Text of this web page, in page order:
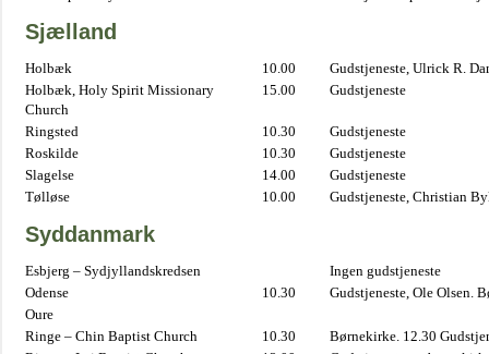
Sjælland
Holbæk 10.00
Gudstjeneste, Ulrick R.
Holbæk, Holy Spirit Missionary
Church
15.00 Gudstjeneste
Ringsted 10.30
Gudstjeneste
Roskilde
10.30
Gudstjeneste
Slagelse
14.00
Gudstjeneste
Tølløse
10.00 Gudstjeneste, Christian
Syddanmark
Esbjerg – Sydjyllandskredsen
Ingen gudstjeneste
Odense
10.30
Gudstjeneste, Ole Olsen.
Oure
Ringe – Chin Baptist Church
10.30
Børnekirke. 12.30